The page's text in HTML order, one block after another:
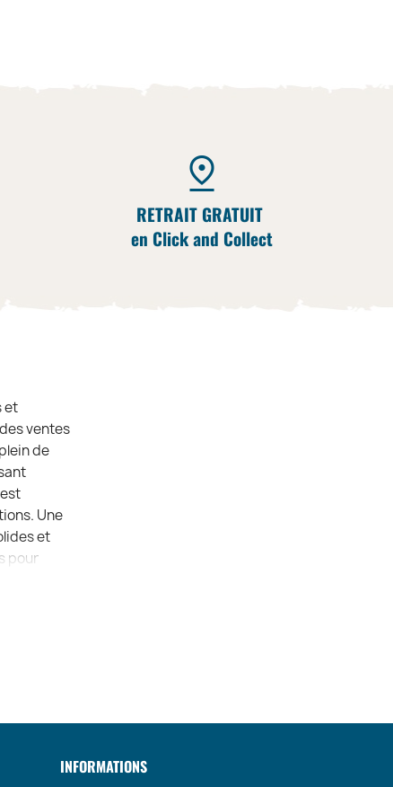
RETRAIT GRATUIT
en Click and Collect
et
ventes
de
Une
et
pour
INFORMATIONS